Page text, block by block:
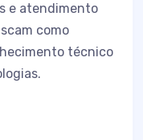
e atendimento
como
técnico